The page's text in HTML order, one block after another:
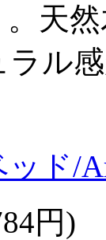
。天
ラル
ド/
円)